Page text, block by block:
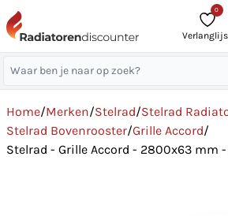
0
Home/Merken/Stelrad/Stelrad
Stelrad Bovenrooster/Grille Accord/
Stelrad - Grille Accord - 2800x63 mm -